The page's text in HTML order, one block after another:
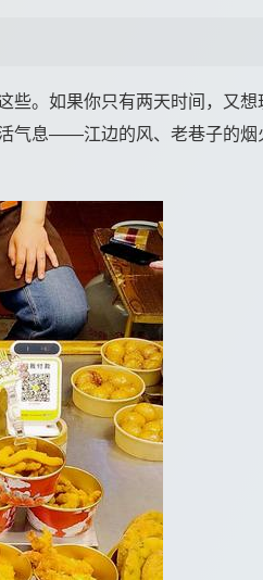
。如果你只有两天时间，又想
气息——江边的风、老巷子的烟